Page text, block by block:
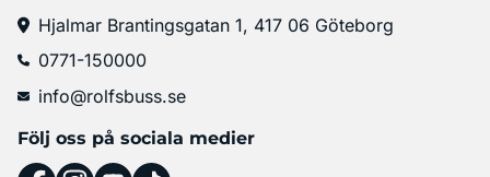
Hjalmar Brantingsgatan 1, 417 06 Göteborg
0771-150000
info@rolfsbuss.se
Följ oss på sociala medier